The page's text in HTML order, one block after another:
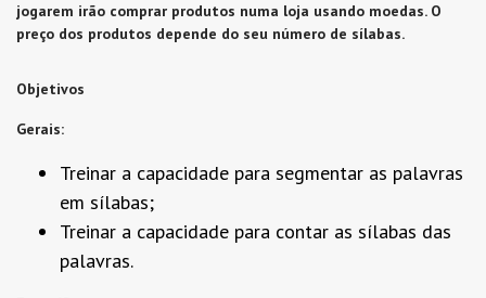
jogarem irão comprar produtos numa loja usando moedas. O
preço dos produtos depende do seu número de sílabas.
Objetivos
Gerais:
Treinar a capacidade para segmentar as palavras
em sílabas;
Treinar a capacidade para contar as sílabas das
palavras.